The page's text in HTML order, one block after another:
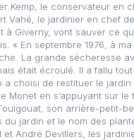
Kemp, le conservateur en
Vahé, le jardinier en chef
à Giverny, vont sauver ce
« En septembre 1976, à
La grande sécheresse
était écroulé. Il a fallu
a choisi de restituer le jardin
Monet en s’appuyant sur le
son arrière-petit-
du jardin et le nom des
et André Devillers, les